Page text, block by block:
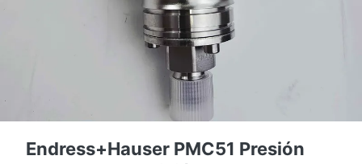
Endress+Hauser PMC51 Presión